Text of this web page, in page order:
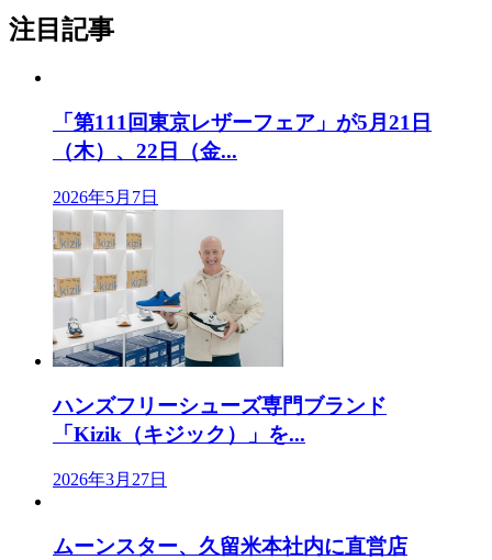
注目記事
「第111回東京レザーフェア」が5月21日
（木）、22日（金...
2026年5月7日
ハンズフリーシューズ専門ブランド
「Kizik（キジック）」を...
2026年3月27日
ムーンスター、久留米本社内に直営店